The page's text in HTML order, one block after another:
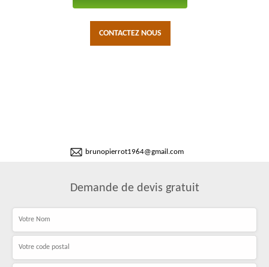
CONTACTEZ NOUS
brunopierrot1964@gmail.com
Demande de devis gratuit